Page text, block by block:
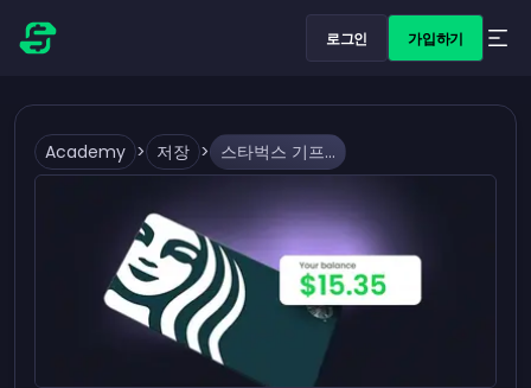
로그인 가입하기
Academy > 저장 > 스타벅스 기프트 카드 잔액 확인하는 방법